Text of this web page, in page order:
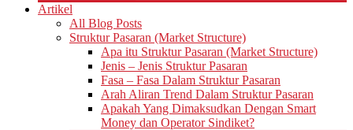
Artikel
All Blog Posts
Struktur Pasaran (Market Structure)
Apa itu Struktur Pasaran (Market Structure)
Jenis – Jenis Struktur Pasaran
Fasa – Fasa Dalam Struktur Pasaran
Arah Aliran Trend Dalam Struktur Pasaran
Apakah Yang Dimaksudkan Dengan Smart
Money dan Operator Sindiket?